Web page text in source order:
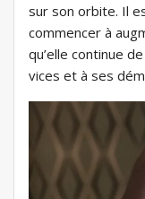
sur son orbite. Il
commencer à
qu’elle continue
vices et à ses